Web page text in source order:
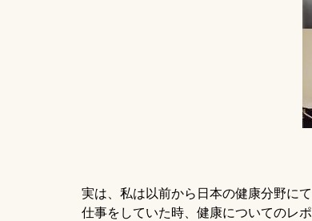
実は、私は以前から日本の健康分野に
仕事をしていた時、健康についてのレ